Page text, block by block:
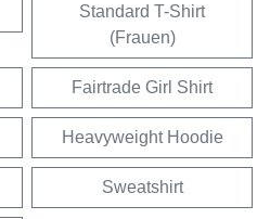
Standard T-Shirt
(Frauen)
Fairtrade Girl Shirt
Heavyweight Hoodie
Sweatshirt